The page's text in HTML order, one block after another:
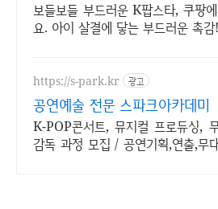
보들보들 부드러운 K팝스타, 쿠팡
요. 아이 살결에 닿는 부드러운 촉
https://s-park.kr 광고
공연예술 전문 스파크아카데미
K-POP콘서트, 뮤지컬 프로듀싱,
감독 과정 모집 / 공연기획,연출,무